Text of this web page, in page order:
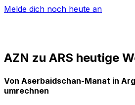
Melde dich noch heute an
AZN zu ARS heutige
Von Aserbaidschan-Manat in
umrechnen